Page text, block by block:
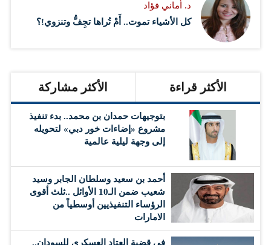
د. أماني فؤاد
كل الأشياء تموت.. أَمْ تُراها تجِفُّ وتنزوي!؟
الأكثر قراءة الأكثر مشاركة
بتوجيهات حمدان بن محمد.. بدء تنفيذ
مشروع «إضاءات خور دبي» لتحويله
إلى وجهة ليلية عالمية
أحمد بن سعيد وسلطان الجابر وسيد
شعيب ضمن الـ10 الأوائل ..ثلث أقوى
الرؤساء التنفيذيين أوسطياً من
الامارات
في قضية العتاد العسكري للسودان..